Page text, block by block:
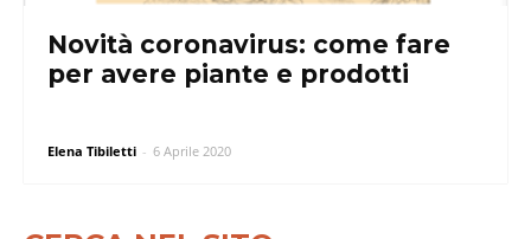
Novità coronavirus: come fare
per avere piante e prodotti
Elena Tibiletti - 6 Aprile 2020